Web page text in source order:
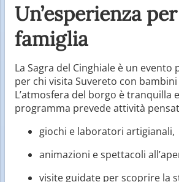
Un’esperienza
famiglia
La Sagra del Cinghiale è un evento
per chi visita Suvereto con
L’atmosfera del borgo è tranquilla
programma prevede attività
giochi e laboratori artigianali,
animazioni e spettacoli
visite guidate per scoprire la